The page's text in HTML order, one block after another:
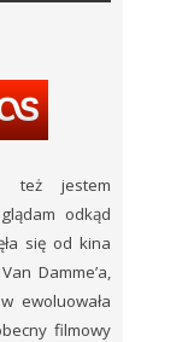
też jestem
odkąd
się od kina
Damme’a,
ewoluowała
filmowy